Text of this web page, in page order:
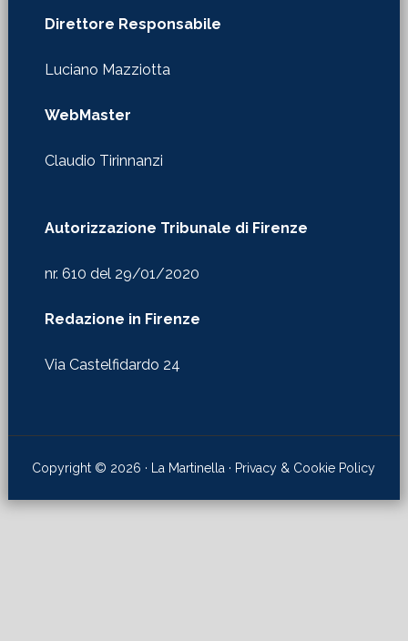
Direttore Responsabile
Luciano Mazziotta
WebMaster
Claudio Tirinnanzi
Autorizzazione Tribunale di Firenze
nr. 610 del 29/01/2020
Redazione in Firenze
Via Castelfidardo 24
Copyright © 2026 · La Martinella · Privacy & Cookie Policy